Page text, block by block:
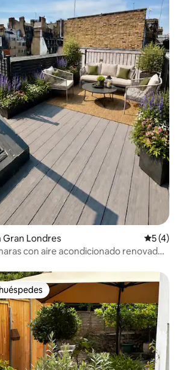
Londres
5 (4)
con aire acondicionado renovado
entre huéspedes